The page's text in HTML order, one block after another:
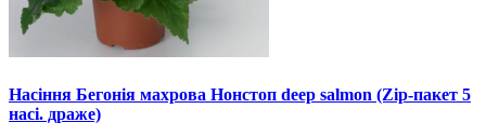
Насіння Бегонія махрова Нонстоп deep salmon (Zip-пакет 5
насі. драже)